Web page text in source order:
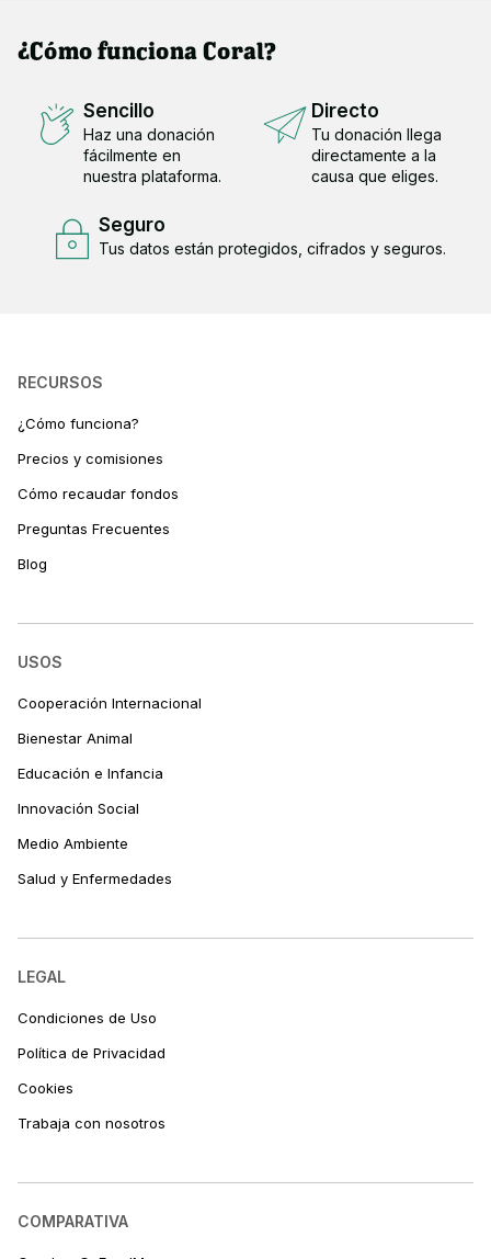
¿Cómo funciona Coral?
Sencillo
Haz una donación
fácilmente en
nuestra plataforma.
Directo
Tu donación llega
directamente a la
causa que eliges.
Seguro
Tus datos están protegidos, cifrados y seguros.
RECURSOS
¿Cómo funciona?
Precios y comisiones
Cómo recaudar fondos
Preguntas Frecuentes
Blog
USOS
Cooperación Internacional
Bienestar Animal
Educación e Infancia
Innovación Social
Medio Ambiente
Salud y Enfermedades
LEGAL
Condiciones de Uso
Política de Privacidad
Cookies
Trabaja con nosotros
COMPARATIVA